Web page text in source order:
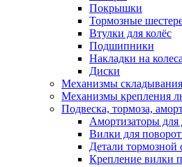
Покрышки
Тормозные
Втулки для колёс
Подшипники
Накладки на колеса
Диски
Механизмы
Механизмы крепления
Подвеска, тормоза,
Амортизаторы для
Вилки для
Детали тормозной
Крепление вилки